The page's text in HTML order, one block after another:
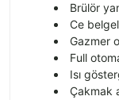
Brülör
Ce
Gazmer
Full
Isı
Çakmak